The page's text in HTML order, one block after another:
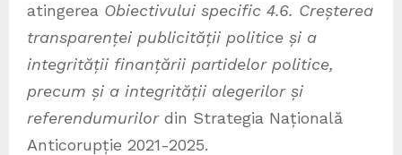
atingerea Obiectivului specific 4.6. Creșterea
transparenței publicității politice și a
integrității finanțării partidelor politice,
precum și a integrității alegerilor și
referendumurilordin Strategia Națională
Anticorupție 2021-2025.